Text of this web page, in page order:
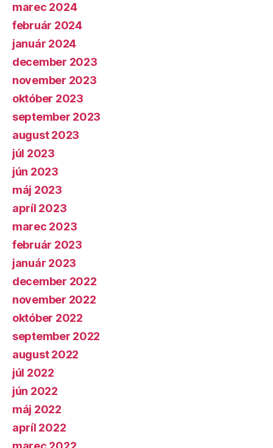
marec 2024
február 2024
január 2024
december 2023
november 2023
október 2023
september 2023
august 2023
júl 2023
jún 2023
máj 2023
apríl 2023
marec 2023
február 2023
január 2023
december 2022
november 2022
október 2022
september 2022
august 2022
júl 2022
jún 2022
máj 2022
apríl 2022